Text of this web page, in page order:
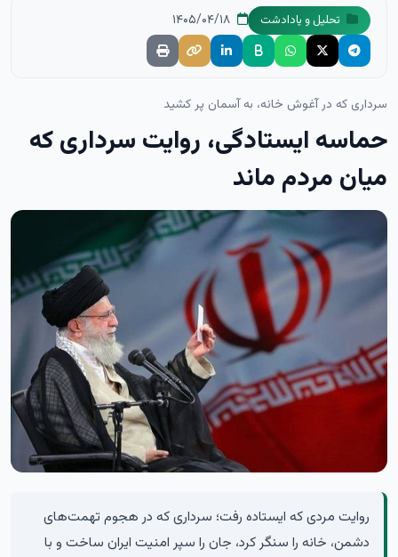
تحلیل و یادادشت
سرداری که در آغوش خانه، به آسمان پر کشید
حماسه ایستادگی، روایت سرداری که
میان مردم ماند
روایت مردی که ایستاده رفت؛ سرداری که در هجوم تهمت‌های
دشمن، خانه را سنگر کرد، جان را سپر امنیت ایران ساخت و با